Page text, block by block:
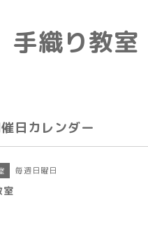
手織り教室
日カレンダー
毎週日曜日
室